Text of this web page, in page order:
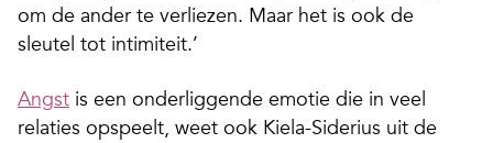
om de ander te verliezen. Maar het is ook de
sleutel tot intimiteit.’
Angst is een onderliggende emotie die in veel
relaties opspeelt, weet ook Kiela-Siderius uit de